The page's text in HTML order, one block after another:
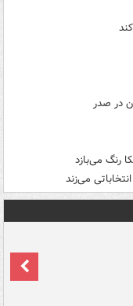
در صدر
رنگ می‌بازد
می‌زند